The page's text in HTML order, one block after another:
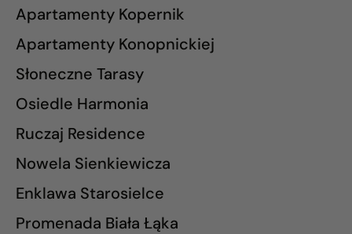
Apartamenty Kopernik
Apartamenty Konopnickiej
Słoneczne Tarasy
Osiedle Harmonia
Ruczaj Residence
Nowela Sienkiewicza
Enklawa Starosielce
Promenada Biała Łąka